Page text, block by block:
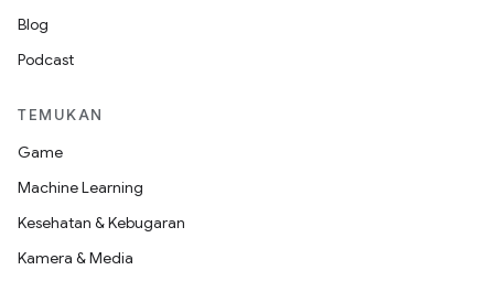
Blog
Podcast
TEMUKAN
Game
Machine Learning
Kesehatan & Kebugaran
Kamera & Media